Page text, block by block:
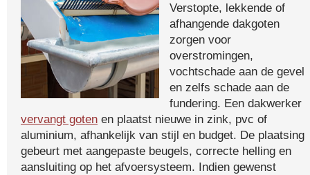
Verstopte, lekkende of
afhangende dakgoten
zorgen voor
overstromingen,
vochtschade aan de gevel
en zelfs schade aan de
fundering. Een dakwerker
vervangt goten en plaatst nieuwe in zink, pvc of
aluminium, afhankelijk van stijl en budget. De plaatsing
gebeurt met aangepaste beugels, correcte helling en
aansluiting op het afvoersysteem. Indien gewenst